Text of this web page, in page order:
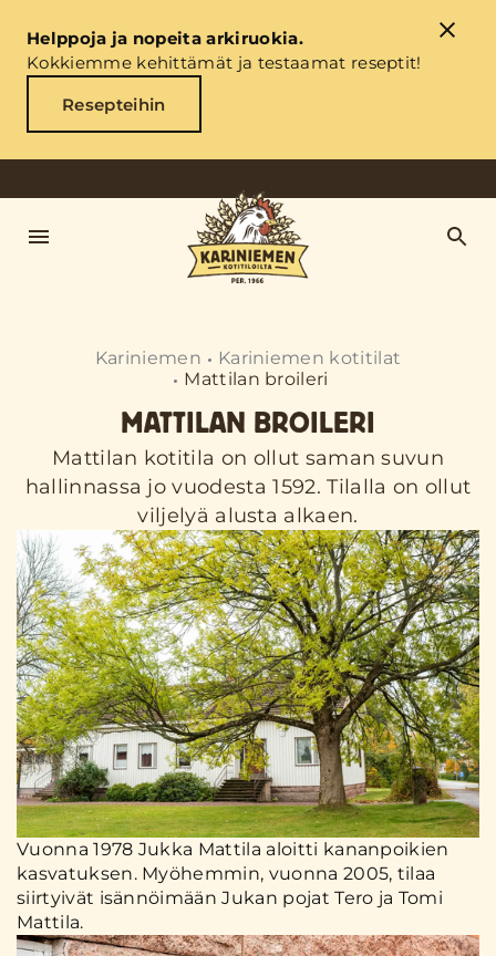
Helppoja ja nopeita arkiruokia.
Kokkiemme kehittämät ja testaamat reseptit!
Resepteihin
Kariniemen
Kariniemen kotitilat
Mattilan broileri
MATTILAN BROILERI
Mattilan kotitila on ollut saman suvun
hallinnassa jo vuodesta 1592. Tilalla on ollut
viljelyä alusta alkaen.
Vuonna 1978 Jukka Mattila aloitti kananpoikien
kasvatuksen. Myöhemmin, vuonna 2005, tilaa
siirtyivät isännöimään Jukan pojat Tero ja Tomi
Mattila.